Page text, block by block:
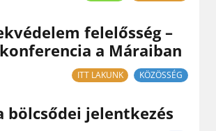
felelősség –
a Máraiban
ITT LAKUNK KÖZÖSSÉG
bölcsődei jelentkezés